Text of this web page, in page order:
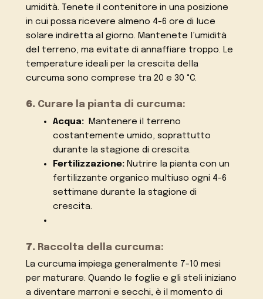
umidità. Tenete il contenitore in una posizione
in cui possa ricevere almeno 4-6 ore di luce
solare indiretta al giorno. Mantenete l’umidità
del terreno, ma evitate di annaffiare troppo. Le
temperature ideali per la crescita della
curcuma sono comprese tra 20 e 30 °C.
6. Curare la pianta di curcuma:
Acqua:
Mantenere il terreno
costantemente umido, soprattutto
durante la stagione di crescita.
Fertilizzazione:Nutrire la pianta con un
fertilizzante organico multiuso ogni 4-6
settimane durante la stagione di
crescita.
7. Raccolta della curcuma:
La curcuma impiega generalmente 7-10 mesi
per maturare. Quando le foglie e gli steli iniziano
a diventare marroni e secchi, è il momento di